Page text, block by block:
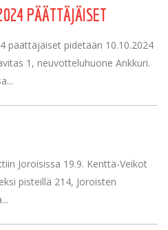
PÄÄTTÄJÄISET
päättäjäiset pidetään 10.10.2024
1, neuvotteluhuone Ankkuri.
Joroisissa 19.9. Kenttä-Veikot
pisteillä 214, Joroisten